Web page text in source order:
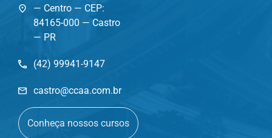
— Centro — CEP:
84165-000 — Castro
— PR
(42) 99941-9147
castro@ccaa.com.br
Conheça nossos cursos